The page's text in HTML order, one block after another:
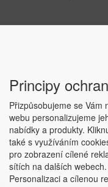
Copyright
Principy
Přizpůsobujeme se Vám
webu personalizujeme
nabídky a produkty.
také s využíváním
pro zobrazení cílené
sítích na dalších webech.
Personalizaci a cílenou